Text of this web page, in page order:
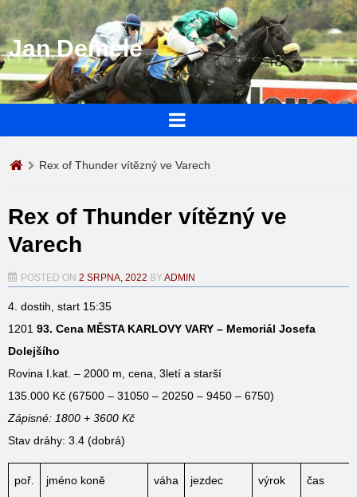
Jan Demele
Rex of Thunder vítězný ve Varech
Rex of Thunder vítězný ve
Varech
POSTED ON 2 SRPNA, 2022 BYADMIN
4. dostih, start 15:35
1201 93. Cena MĚSTA KARLOVY VARY – Memoriál Josefa
Dolejšího
Rovina I.kat. – 2000 m, cena, 3letí a starší
135.000 Kč (67500 – 31050 – 20250 – 9450 – 6750)
Zápisné: 1800 + 3600 Kč
Stav dráhy: 3.4 (dobrá)
poř. jméno koně váha jezdec výrok čas